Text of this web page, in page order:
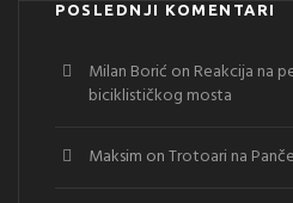
POSLEDNJI KOMENTARI
Milan Borić on Reakcija na
biciklističkog mosta
Maksim onTrotoari na